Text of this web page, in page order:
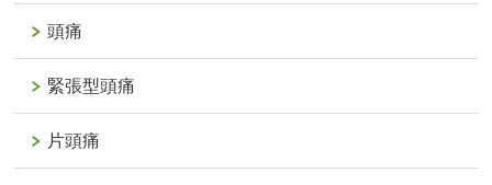
頭痛
緊張型頭痛
片頭痛